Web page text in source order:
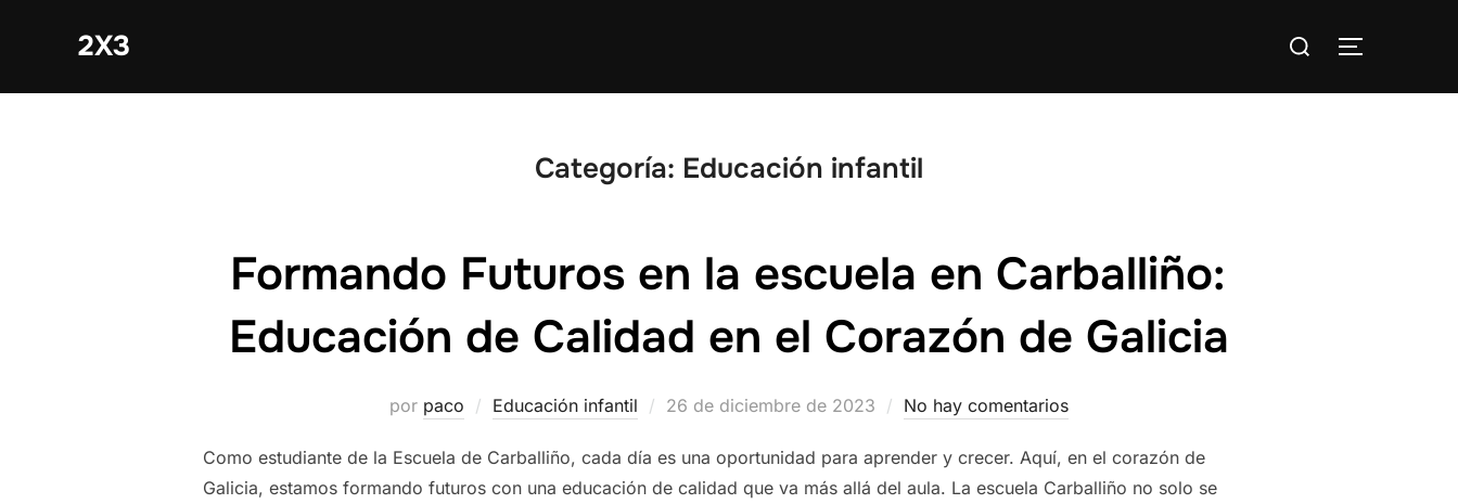
2X3
Buscar:
Categoría: Educación infantil
Formando Futuros en la escuela en Carballiño:
Educación de Calidad en el Corazón de Galicia
por paco Educación infantil
Publicado
26 de diciembre de 2023 No hay comentarios
Como estudiante de la Escuela de Carballiño, cada día es una oportunidad para aprender y crecer. Aquí, en el corazón de
Galicia, estamos formando futuros con una educación de calidad que va más allá del aula. La escuela Carballiño no solo se